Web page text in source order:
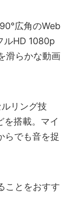
広角のWeb
ルHD 1080p
滑らかな動画
リング技
を搭載。マイ
らでも音を捉
ことをおすす